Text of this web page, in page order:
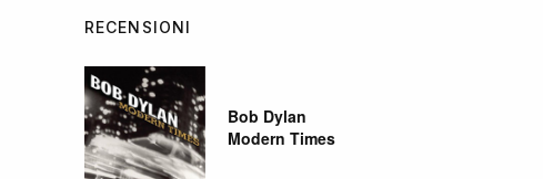
RECENSIONI
Bob Dylan
Modern Times